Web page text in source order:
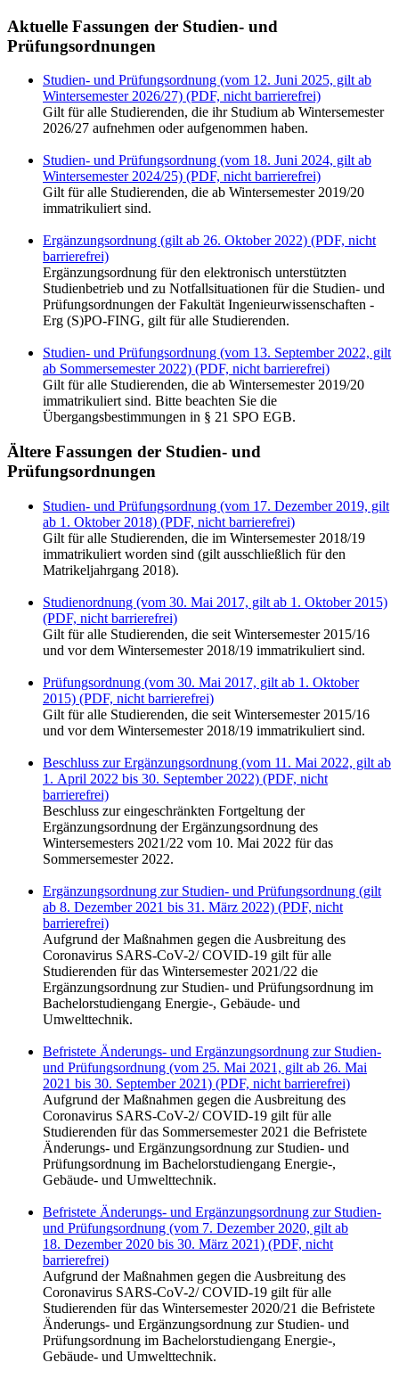
Aktuelle Fassungen der Studien- und
Prüfungsordnungen
Studien- und Prüfungsordnung (vom 12. Juni 2025, gilt ab
Wintersemester 2026/27) (PDF, nicht barrierefrei)
Gilt für alle Studierenden, die ihr Studium ab Wintersemester
2026/27 aufnehmen oder aufgenommen haben.
Studien- und Prüfungsordnung (vom 18. Juni 2024, gilt ab
Wintersemester 2024/25) (PDF, nicht barrierefrei)
Gilt für alle Studierenden, die ab Wintersemester 2019/20
immatrikuliert sind.
Ergänzungsordnung (gilt ab 26. Oktober 2022) (PDF, nicht
barrierefrei)
Ergänzungsordnung für den elektronisch unterstützten
Studienbetrieb und zu Notfallsituationen für die Studien- und
Prüfungsordnungen der Fakultät Ingenieurwissenschaften -
Erg (S)PO-FING, gilt für alle Studierenden.
Studien- und Prüfungsordnung (vom 13. September 2022, gilt
ab Sommersemester 2022) (PDF, nicht barrierefrei)
Gilt für alle Studierenden, die ab Wintersemester 2019/20
immatrikuliert sind. Bitte beachten Sie die
Übergangsbestimmungen in § 21 SPO EGB.
Ältere Fassungen der Studien- und
Prüfungsordnungen
Studien- und Prüfungsordnung (vom 17. Dezember 2019, gilt
ab 1. Oktober 2018) (PDF, nicht barrierefrei)
Gilt für alle Studierenden, die im Wintersemester 2018/19
immatrikuliert worden sind (gilt ausschließlich für den
Matrikeljahrgang 2018).
Studienordnung (vom 30. Mai 2017, gilt ab 1. Oktober 2015)
(PDF, nicht barrierefrei)
Gilt für alle Studierenden, die seit Wintersemester 2015/16
und vor dem Wintersemester 2018/19 immatrikuliert sind.
Prüfungsordnung (vom 30. Mai 2017, gilt ab 1. Oktober
2015) (PDF, nicht barrierefrei)
Gilt für alle Studierenden, die seit Wintersemester 2015/16
und vor dem Wintersemester 2018/19 immatrikuliert sind.
Beschluss zur Ergänzungsordnung (vom 11. Mai 2022, gilt ab
1. April 2022 bis 30. September 2022) (PDF, nicht
barrierefrei)
Beschluss zur eingeschränkten Fortgeltung der
Ergänzungsordnung der Ergänzungsordnung des
Wintersemesters 2021/22 vom 10. Mai 2022 für das
Sommersemester 2022.
Ergänzungsordnung zur Studien- und Prüfungsordnung (gilt
ab 8. Dezember 2021 bis 31. März 2022) (PDF, nicht
barrierefrei)
Aufgrund der Maßnahmen gegen die Ausbreitung des
Coronavirus SARS-CoV-2/ COVID-19 gilt für alle
Studierenden für das Wintersemester 2021/22 die
Ergänzungsordnung zur Studien- und Prüfungsordnung im
Bachelorstudiengang Energie-, Gebäude- und
Umwelttechnik.
Befristete Änderungs- und Ergänzungsordnung zur Studien-
und Prüfungsordnung (vom 25. Mai 2021, gilt ab 26. Mai
2021 bis 30. September 2021) (PDF, nicht barrierefrei)
Aufgrund der Maßnahmen gegen die Ausbreitung des
Coronavirus SARS-CoV-2/ COVID-19 gilt für alle
Studierenden für das Sommersemester 2021 die Befristete
Änderungs- und Ergänzungsordnung zur Studien- und
Prüfungsordnung im Bachelorstudiengang Energie-,
Gebäude- und Umwelttechnik.
Befristete Änderungs- und Ergänzungsordnung zur Studien-
und Prüfungsordnung (vom 7. Dezember 2020, gilt ab
18. Dezember 2020 bis 30. März 2021) (PDF, nicht
barrierefrei)
Aufgrund der Maßnahmen gegen die Ausbreitung des
Coronavirus SARS-CoV-2/ COVID-19 gilt für alle
Studierenden für das Wintersemester 2020/21 die Befristete
Änderungs- und Ergänzungsordnung zur Studien- und
Prüfungsordnung im Bachelorstudiengang Energie-,
Gebäude- und Umwelttechnik.